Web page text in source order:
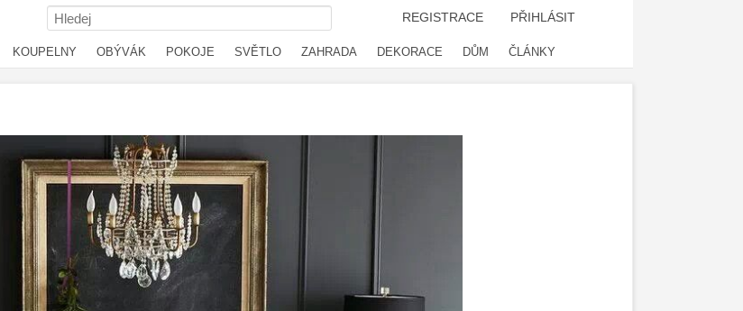
REGISTRACE PŘIHLÁSIT
KOUPELNY OBÝVÁK POKOJE SVĚTLO ZAHRADA DEKORACE DŮM ČLÁNKY